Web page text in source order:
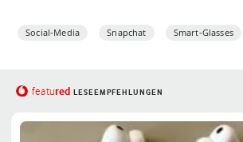
Social-Media Snapchat Smart-Glasses
featured LESEEMPFEHLUNGEN